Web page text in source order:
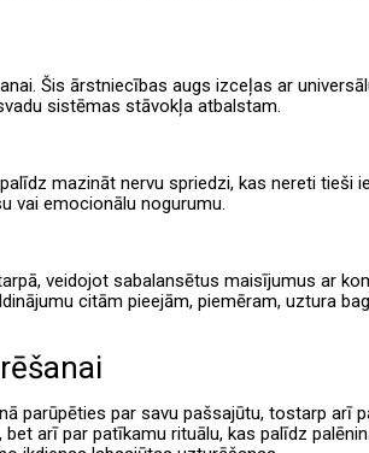
Šis ārstniecības augs izceļas ar
sistēmas stāvokļa atbalstam.
mazināt nervu spriedzi, kas nereti tieši
vai emocionālu nogurumu.
veidojot sabalansētus maisījumus ar
citām pieejām, piemēram, uztura
parūpēties par savu pašsajūtu, tostarp arī
arī par patīkamu rituālu, kas palīdz